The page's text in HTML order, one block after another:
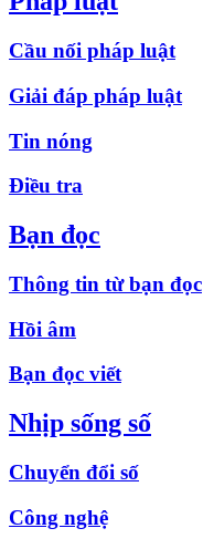
Cầu nối pháp luật
Giải đáp pháp luật
Tin nóng
Điều tra
Bạn đọc
Thông tin từ bạn đọc
Hồi âm
Bạn đọc viết
Nhịp sống số
Chuyển đổi số
Công nghệ